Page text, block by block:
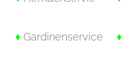
♦ Gardinenservice ♦